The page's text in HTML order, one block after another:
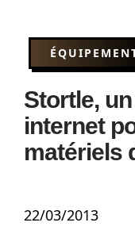
Stortle,
internet
matériels
22/03/2013